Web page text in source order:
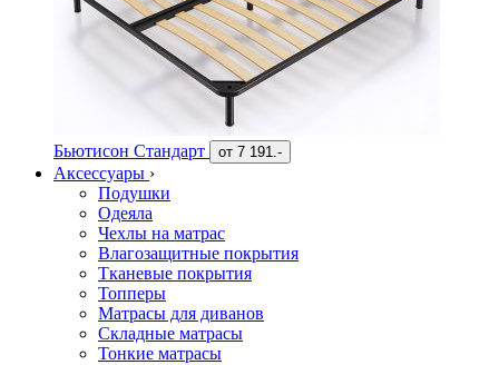
Бьютисон Стандарт от 7 191.-
Аксессуары ›
Подушки
Одеяла
Чехлы на матрас
Влагозащитные покрытия
Тканевые покрытия
Топперы
Матрасы для диванов
Складные матрасы
Тонкие матрасы